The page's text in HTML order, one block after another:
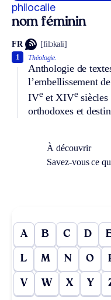
philocalie
nom féminin
FR [filɔkali]
Théologie.
Anthologie de
l’embellissement
IVe et XIVe
orthodoxes et
1
À découvrir
Savez-vous ce
A B C D
L M N O
V W X Y